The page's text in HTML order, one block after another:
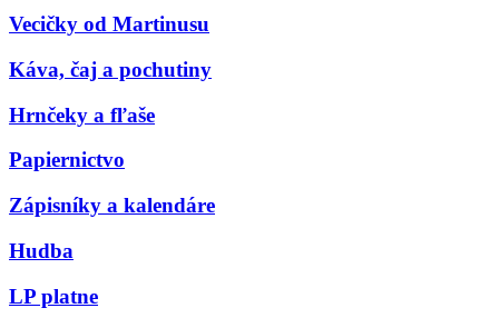
Vecičky od Martinusu
Káva, čaj a pochutiny
Hrnčeky a fľaše
Papiernictvo
Zápisníky a kalendáre
Hudba
LP platne